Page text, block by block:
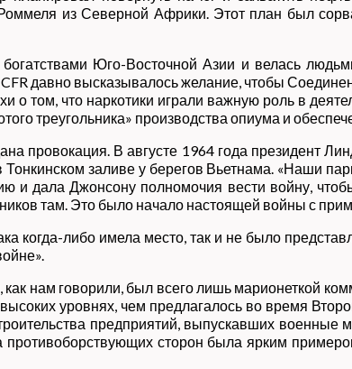
из Северной Африки. Этот план был
Юго-Восточной Азии и велась
давно высказывалось желание, чтобы
о том, что наркотики играли важную роль в
треугольника» производства опиума и
провокация. В августе 1964 года президент
заливе у берегов Вьетнама. «Наши
и дала Джонсону полномочия вести войну,
там. Это было начало настоящей войны с
когда-либо имела место, так и не было
нам говорили, был всего лишь марионеткой
уровнях, чем предлагалось во время
предприятий, выпускавших военные
противоборствующих сторон была ярким